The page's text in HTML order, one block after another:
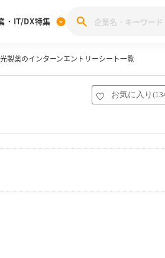
体験記投稿キャンペーン
業就職ブランド調査
みん
・IT/DX特集
28
製薬のインターンエントリーシート一覧
お気に入り (